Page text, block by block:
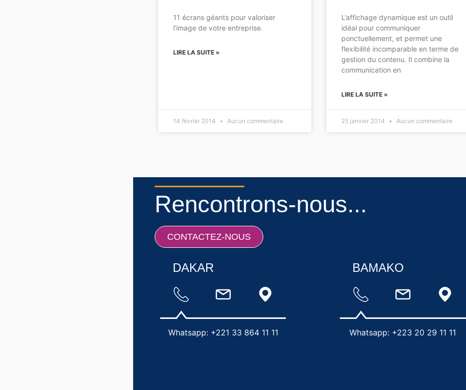
11 écrans géants pour valoriser
l’image de votre entreprise.
LIRE LA SUITE »
14 février 2014 Aucun commentaire
L’affichage dynamique est un outil
idéal pour communiquer
ponctuellement, et permet une
flexibilité incomparable en terme de
gestion du contenu. Il combine la
communication en
LIRE LA SUITE »
25 janvier 2014 Aucun commentaire
Rencontrons-nous...
CONTACTEZ-NOUS
DAKAR
Whatsapp: +221 33 864 11 11
BAMAKO
Whatsapp: +223 20 29 11 11